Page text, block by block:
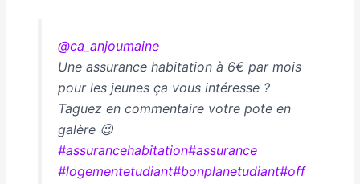
@ca_anjoumaine
Une assurance habitation à 6€ par mois
pour les jeunes ça vous intéresse ?
Taguez en commentaire votre pote en
galère 😉
#assurancehabitation#assurance
#logementetudiant#bonplanetudiant#off